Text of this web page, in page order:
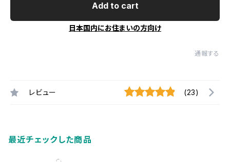
Add to cart
日本国内にお住まいの方向け
通報する
レビュー (23)
最近チェックした商品